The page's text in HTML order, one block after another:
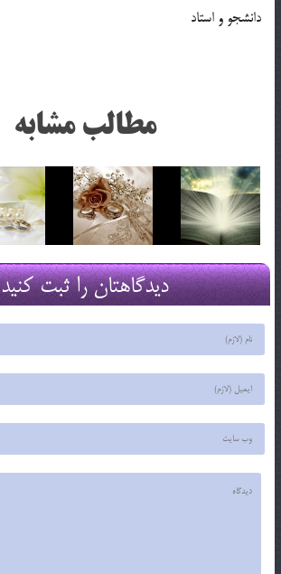
دانشجو و استاد
مطالب مشابه
دیدگاهتان را ثبت کنید